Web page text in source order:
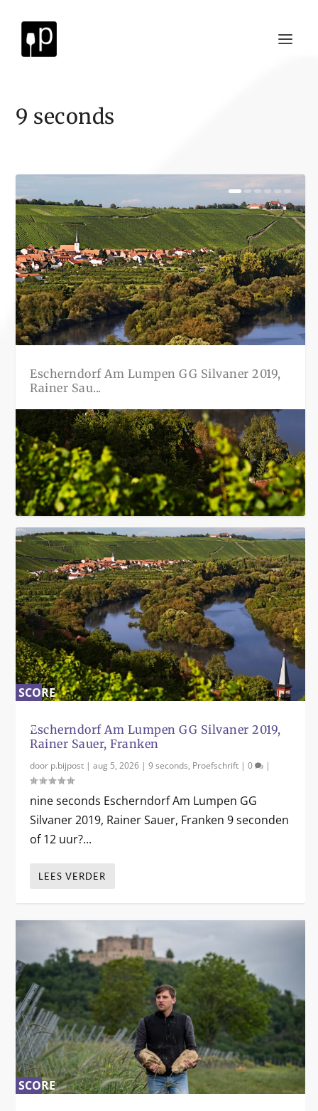
9 seconds
Escherndorf Am Lumpen GG Silvaner 2019,
Rainer Sau...
Grosse Lage, Wei...
2019
Callejo, ...
SCORE
%
Escherndorf Am Lumpen GG Silvaner 2019,
Rainer Sauer, Franken
door p.bijpost |aug 5, 2026 |9 seconds, Proefschrift |0 |
nine seconds Escherndorf Am Lumpen GG
Silvaner 2019, Rainer Sauer, Franken 9 seconden
of 12 uur?...
LEES VERDER
SCORE